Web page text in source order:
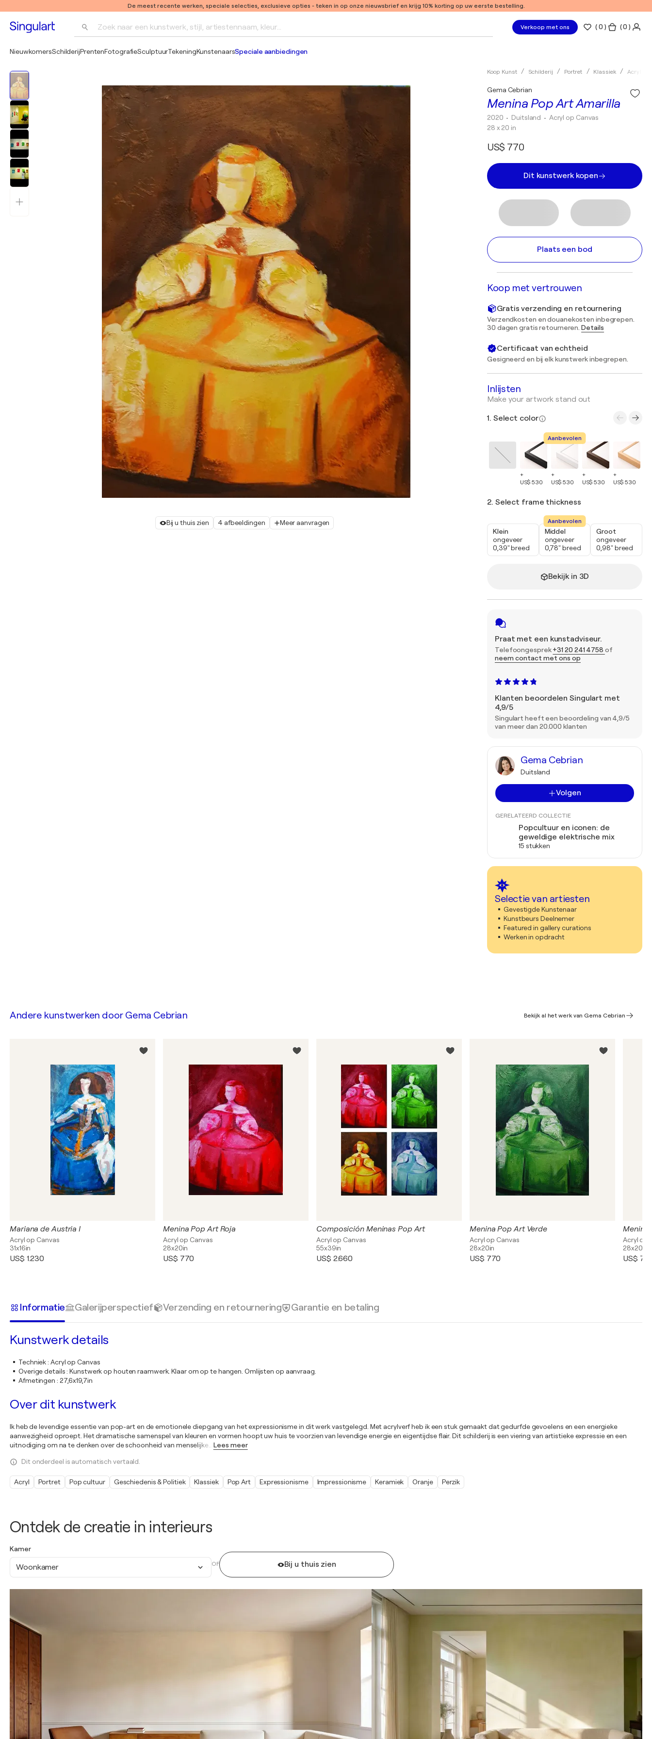
De meest recente werken, speciale selecties, exclusieve opties - teken in op onze nieuwsbrief en krijg 10% korting op uw eerste bestelling.
Zoek naar een kunstwerk, stijl, artiestennaam, kleur... Verkoop met ons (0 ) ( 0 )
NieuwkomersSchilderijPrentenFotografieSculptuurTekeningKunstenaarsSpeciale aanbiedingen
Bij u thuis zien 4 afbeeldingen Meer aanvragen
Koop Kunst Schilderij Portret Klassiek Acryl
Menina Pop Art Amarilla
Gema Cebrian
2020 • Duitsland • Acryl op Canvas
28 x 20 in
US$ 770
Dit kunstwerk kopen
Plaats een bod
Koop met vertrouwen
Gratis verzending en retournering
Verzendkosten en douanekosten inbegrepen.
30 dagen gratis retourneren.Details
Certificaat van echtheid
Gesigneerd en bij elk kunstwerk inbegrepen.
Inlijsten
Make your artwork stand out
1. Select color
+
US$ 530
Aanbevolen
+
US$ 530
+
US$ 530
+
US$ 530
2. Select frame thickness
Klein
ongeveer
0,39" breed
Aanbevolen
Middel
ongeveer
0,78" breed
Groot
ongeveer
0,98" breed
Bekijk in 3D
Praat met een kunstadviseur.
Telefoongesprek+31 20 241 4758 of
neem contact met ons op
Klanten beoordelen Singulart met
4,9/5
Singulart heeft een beoordeling van 4,9/5
van meer dan 20.000 klanten
Gema Cebrian
Duitsland
Volgen
GERELATEERD COLLECTIE
Popcultuur en iconen: de
geweldige elektrische mix
15 stukken
Selectie van artiesten
Gevestigde Kunstenaar
Kunstbeurs Deelnemer
Featured in gallery curations
Werken in opdracht
Ontdek de creatie in interieurs
Kamer
Woonkamer OF Bij u thuis zien
Andere kunstwerken door Gema Cebrian Bekijk al het werk van Gema Cebrian
Mariana de Austria I
Acryl op Canvas
31x16in
US$ 1.230
Menina Pop Art Roja
Acryl op Canvas
28x20in
US$ 770
Composición Meninas Pop Art
Acryl op Canvas
55x39in
US$ 2.660
Menina Pop Art Verde
Acryl op Canvas
28x20in
US$ 770
Menina
Acryl op
28x20in
US$
Informatie Galerijperspectief Verzending en retournering Garantie en betaling
Kunstwerk details
Techniek: Acryl op Canvas
Overige details:Kunstwerk op houten raamwerk. Klaar om op te hangen. Omlijsten op aanvraag.
Afmetingen : 27,6x19,7in
Over dit kunstwerk
Ik heb de levendige essentie van pop-art en de emotionele diepgang van het expressionisme in dit werk vastgelegd. Met acrylverf heb ik een stuk gemaakt dat gedurfde gevoelens en een energieke
aanwezigheid oproept. Het dramatische samenspel van kleuren en vormen hoopt uw huis te voorzien van levendige energie en eigentijdse flair. Dit schilderij is een viering van artistieke expressie en een
uitnodiging om na te denken over de schoonheid van menselijke
Lees meer
Dit onderdeel is automatisch vertaald.
Acryl Portret Pop cultuur Geschiedenis & Politiek Klassiek Pop Art Expressionisme Impressionisme Keramiek Oranje Perzik